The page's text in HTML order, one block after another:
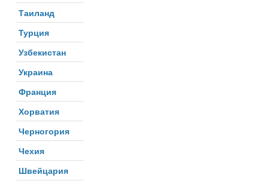
Таиланд
Турция
Узбекистан
Украина
Франция
Хорватия
Черногория
Чехия
Швейцария